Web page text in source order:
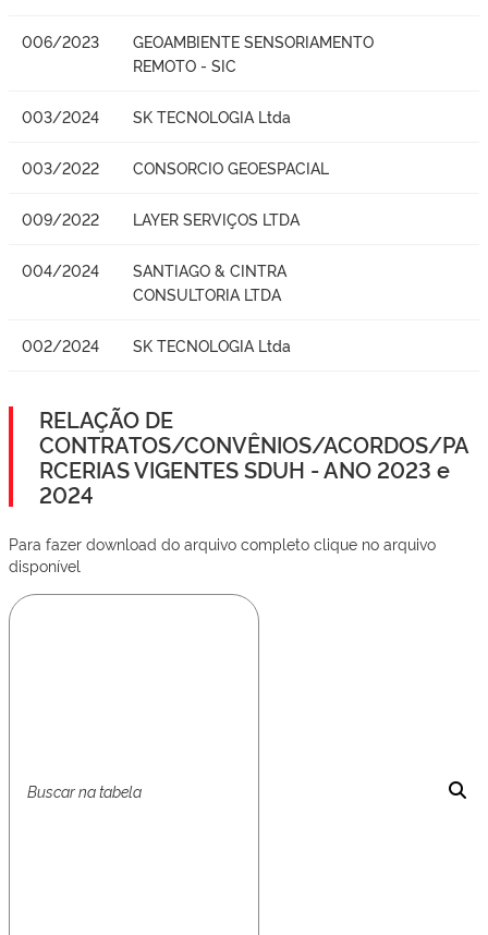
006/2023
GEOAMBIENTE SENSORIAMENTO
REMOTO - SIC
003/2024 SK TECNOLOGIA Ltda
003/2022 CONSORCIO GEOESPACIAL
009/2022 LAYER SERVIÇOS LTDA
004/2024
SANTIAGO & CINTRA
CONSULTORIA LTDA
002/2024 SK TECNOLOGIA Ltda
RELAÇÃO DE
CONTRATOS/CONVÊNIOS/ACORDOS/PA
RCERIAS VIGENTES SDUH - ANO 2023 e
2024
Para fazer download do arquivo completo clique no arquivo
disponível